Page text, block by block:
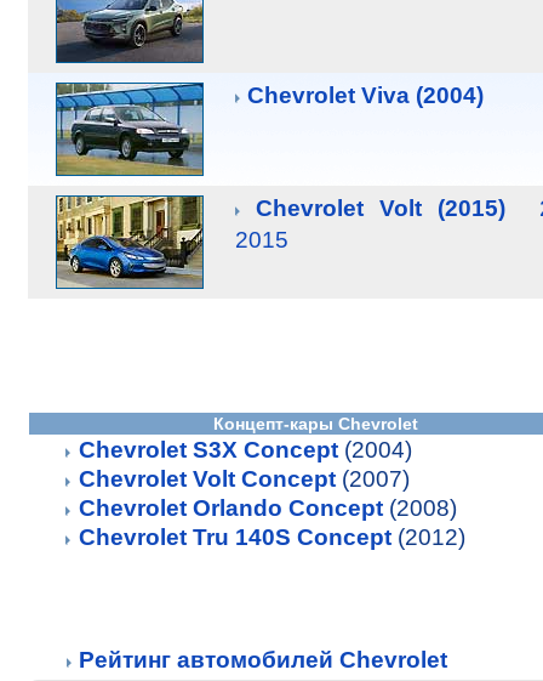
Chevrolet Viva (2004)
Chevrolet Volt (2015)
2015
Концепт-кары Chevrolet
Chevrolet S3X Concept(2004)
Chevrolet Volt Concept(2007)
Chevrolet Orlando Concept(2008)
Chevrolet Tru 140S Concept(2012)
Рейтинг автомобилей Chevrolet